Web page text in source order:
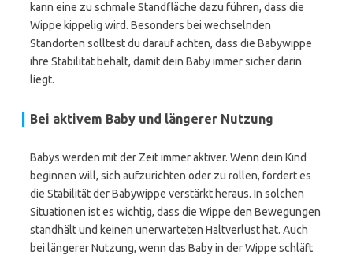
kann eine zu schmale Standfläche dazu führen, dass die
Wippe kippelig wird. Besonders bei wechselnden
Standorten solltest du darauf achten, dass die Babywippe
ihre Stabilität behält, damit dein Baby immer sicher darin
liegt.
Bei aktivem Baby und längerer Nutzung
Babys werden mit der Zeit immer aktiver. Wenn dein Kind
beginnen will, sich aufzurichten oder zu rollen, fordert es
die Stabilität der Babywippe verstärkt heraus. In solchen
Situationen ist es wichtig, dass die Wippe den Bewegungen
standhält und keinen unerwarteten Haltverlust hat. Auch
bei längerer Nutzung, wenn das Baby in der Wippe schläft